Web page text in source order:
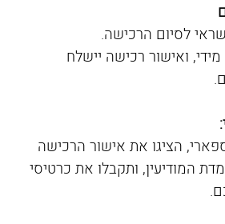
לסיום הרכישה.
מידי, ואישור רכישה יישלח
הציגו את אישור הרכישה
המודיעין, ותקבלו את כרטיסי